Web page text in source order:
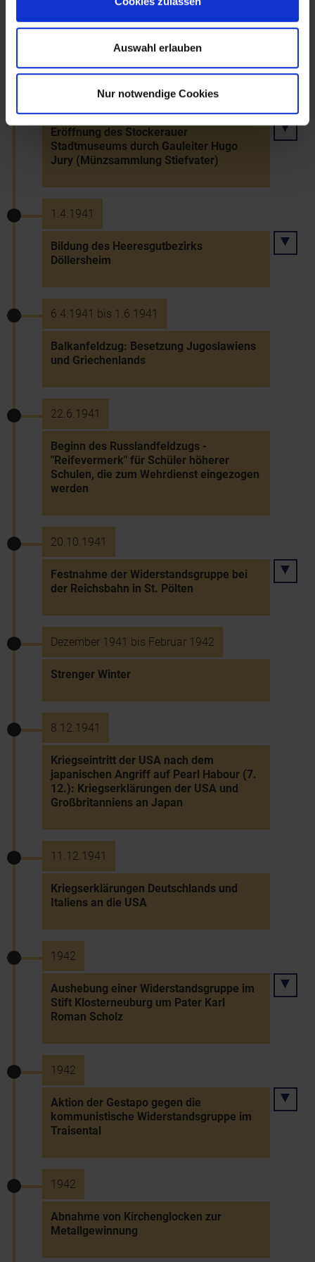
Auswahl erlauben
Nur notwendige Cookies
Wiener Neudorf, Biedermannsdorf,
Guntramsdorf, Laxenburg und Mödling
Eröffnung des Stockerauer
Stadtmuseums durch Gauleiter Hugo
Jury (Münzsammlung Stiefvater)
1.4.1941
Bildung des Heeresgutbezirks
Döllersheim
6.4.1941 bis 1.6.1941
Balkanfeldzug: Besetzung Jugoslawiens
und Griechenlands
22.6.1941
Beginn des Russlandfeldzugs -
"Reifevermerk" für Schüler höherer
Schulen, die zum Wehrdienst eingezogen
werden
20.10.1941
Festnahme der Widerstandsgruppe bei
der Reichsbahn in St. Pölten
Dezember 1941 bis Februar 1942
Strenger Winter
8.12.1941
Kriegseintritt der USA nach dem
japanischen Angriff auf Pearl Habour (7.
12.): Kriegserklärungen der USA und
Großbritanniens an Japan
11.12.1941
Kriegserklärungen Deutschlands und
Italiens an die USA
1942
Aushebung einer Widerstandsgruppe im
Stift Klosterneuburg um Pater Karl
Roman Scholz
1942
Aktion der Gestapo gegen die
kommunistische Widerstandsgruppe im
Traisental
1942
Abnahme von Kirchenglocken zur
Metallgewinnung